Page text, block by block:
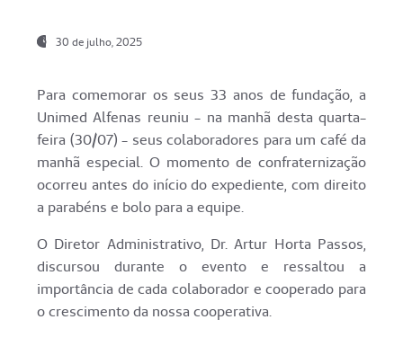
30 de julho, 2025
Para comemorar os seus 33 anos de fundação, a
Unimed Alfenas reuniu - na manhã desta quarta-
feira (30/07) - seus colaboradores para um café da
manhã especial. O momento de confraternização
ocorreu antes do início do expediente, com direito
a parabéns e bolo para a equipe.
O Diretor Administrativo, Dr. Artur Horta Passos,
discursou durante o evento e ressaltou a
importância de cada colaborador e cooperado para
o crescimento da nossa cooperativa.